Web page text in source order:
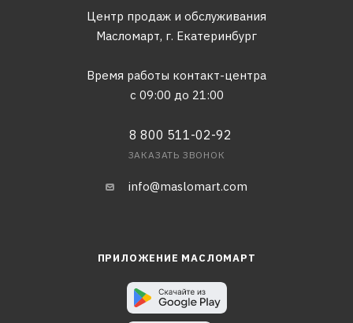
Центр продаж и обслуживания
Масломарт, г. Екатеринбург
Время работы контакт-центра
с 09:00 до 21:00
8 800 511-02-92
ЗАКАЗАТЬ ЗВОНОК
info@maslomart.com
ПРИЛОЖЕНИЕ МАСЛОМАРТ